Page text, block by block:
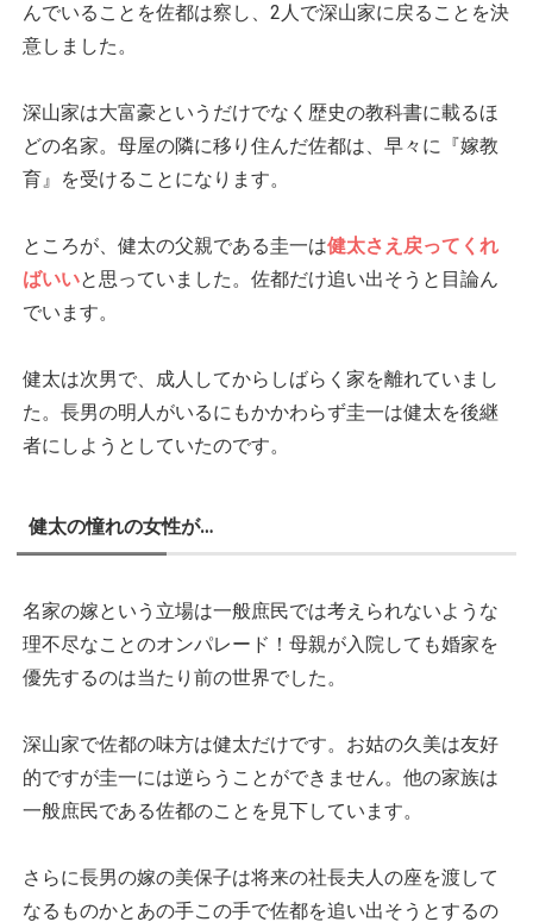
んでいることを佐都は察し、2人で深山家に戻ることを決
意しました。
深山家は大富豪というだけでなく歴史の教科書に載るほ
どの名家。母屋の隣に移り住んだ佐都は、早々に『嫁教
育』を受けることになります。
ところが、健太の父親である圭一は健太さえ戻ってくれ
ばいいと思っていました。佐都だけ追い出そうと目論ん
でいます。
健太は次男で、成人してからしばらく家を離れていまし
た。長男の明人がいるにもかかわらず圭一は健太を後継
者にしようとしていたのです。
健太の憧れの女性が…
名家の嫁という立場は一般庶民では考えられないような
理不尽なことのオンパレード！母親が入院しても婚家を
優先するのは当たり前の世界でした。
深山家で佐都の味方は健太だけです。お姑の久美は友好
的ですが圭一には逆らうことができません。他の家族は
一般庶民である佐都のことを見下しています。
さらに長男の嫁の美保子は将来の社長夫人の座を渡して
なるものかとあの手この手で佐都を追い出そうとするの